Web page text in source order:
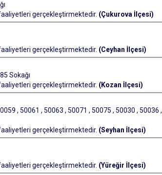
gerçekleştirmektedir. (Çukurova İlçesi)
gerçekleştirmektedir. (Ceyhan İlçesi)
Sokağı
gerçekleştirmektedir. (Kozan İlçesi)
, 50061 , 50063 , 50071 , 50075 , 50030 , 50036 ,
gerçekleştirmektedir. (Seyhan İlçesi)
gerçekleştirmektedir. (Yüreğir İlçesi)